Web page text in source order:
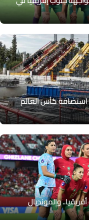
كأس العالم
والمونديال